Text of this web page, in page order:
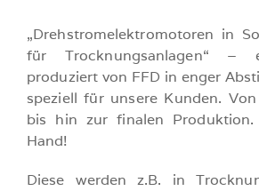
„Drehstromelektromotoren in
für Trocknungsanlagen“ –
produziert von FFD in enger
speziell für unsere Kunden.
bis hin zur finalen
Hand!
Diese werden z.B. in